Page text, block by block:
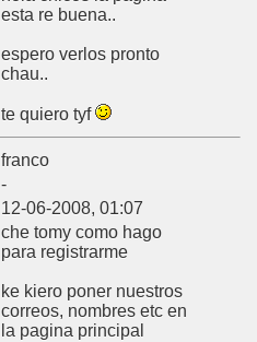
esta re buena..
espero verlos pronto
chau..
te quiero tyf
franco
-
12-06-2008, 01:07
che tomy como hago
para registrarme
ke kiero poner nuestros
correos, nombres etc en
la pagina principal